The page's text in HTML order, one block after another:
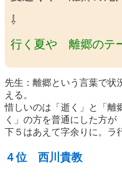
⇩
行く夏や 離郷のテ
先生：離郷という言葉で状
える。
惜しいのは「逝く」と「離
く」の方を普通にした方が
下５はあえて字余りに。ラ
４位 西川貴教